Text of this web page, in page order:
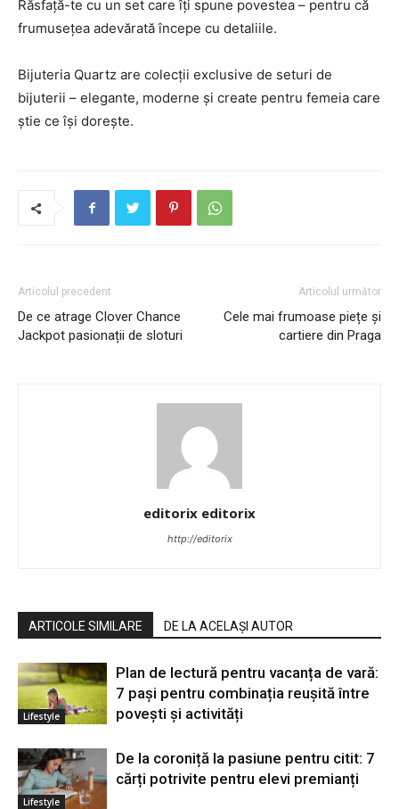
Răsfață-te cu un set care îți spune povestea – pentru că
frumusețea adevărată începe cu detaliile.
Bijuteria Quartz are colecții exclusive de seturi de
bijuterii – elegante, moderne și create pentru femeia care
știe ce își dorește.
Articolul precedent
De ce atrage Clover Chance
Jackpot pasionații de sloturi
Articolul următor
Cele mai frumoase piețe și
cartiere din Praga
editorix editorix
http://editorix
ARTICOLE SIMILARE DE LA ACELAȘI AUTOR
Lifestyle
Plan de lectură pentru vacanța de vară:
7 pași pentru combinația reușită între
povești și activități
Lifestyle
De la coroniță la pasiune pentru citit: 7
cărți potrivite pentru elevi premianți